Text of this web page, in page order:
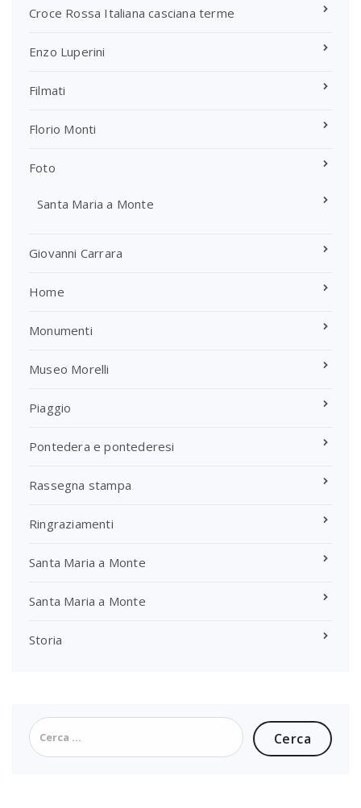
Croce Rossa Italiana casciana terme
Enzo Luperini
Filmati
Florio Monti
Foto
Santa Maria a Monte
Giovanni Carrara
Home
Monumenti
Museo Morelli
Piaggio
Pontedera e pontederesi
Rassegna stampa
Ringraziamenti
Santa Maria a Monte
Santa Maria a Monte
Storia
Ricerca
per: